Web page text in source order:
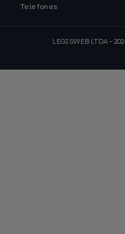
Telefones
LEGISWEB LTDA -